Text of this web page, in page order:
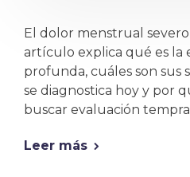
El dolor menstrual
artículo explica qué es la
profunda, cuáles son sus
se diagnostica hoy y por
buscar evaluación
Leer más